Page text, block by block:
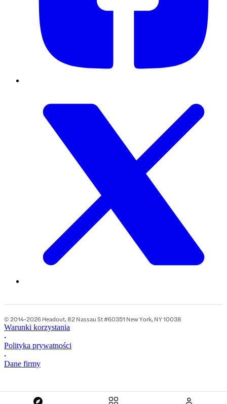
© 2014-2026 Headout, 82 Nassau St #60351 New York, NY 10038
Warunki korzystania
•
Polityka prywatności
•
Dane firmy